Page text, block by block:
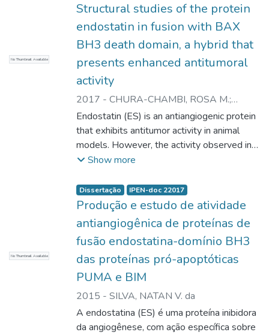
No Thumbnail Available
Structural studies of the protein
endostatin in fusion with BAX
BH3 death domain, a hybrid that
presents enhanced antitumoral
activity
2017 - CHURA-CHAMBI, ROSA M.;
ARCURI, HELEN A.; LINO, FELIPE;
VERSATI, NATAN;PALMA, MARIO S.;
FAVARO, DENIZE C.;MORGANTI, LIGIA
Endostatin (ES) is an antiangiogenic protein
that exhibits antitumor activity in animal
models. However, the activity observed in
animals was not observed in human clinical
of two functional domains: ES, which
presents specificity and is internalized by
activated endothelial cells and the
proapoptotic BH3 domain of the protein
BAX, a peptide inductor of cellular death
when internalized. We have previously
shown (Chura-Chambi et al., Cell Death Dis,
improved antitumor activity in relation to
wild-type ES. Secondary and tertiary
structures of ES-BAX are similar to ES, as
Show more
No Thumbnail Available
Dissertação IPEN-doc 22017
Produção e estudo de atividade
antiangiogênica de proteínas de
fusão endostatina-domínio BH3
das proteínas pró-apoptóticas
PUMA e BIM
2015 - SILVA, NATAN V. da
A endostatina (ES) é uma proteína inibidora
da angiogênese, com ação específica sobre